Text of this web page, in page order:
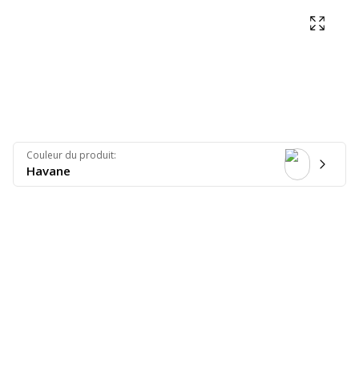
Couleur du produit:
Havane